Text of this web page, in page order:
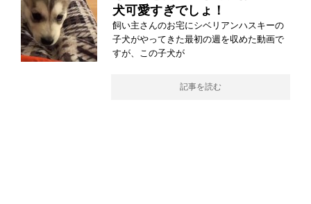
犬可愛すぎでしょ！
飼い主さんのお宅にシベリアンハスキーの
子犬がやってきた最初の週を収めた動画で
すが、この子犬が
記事を読む